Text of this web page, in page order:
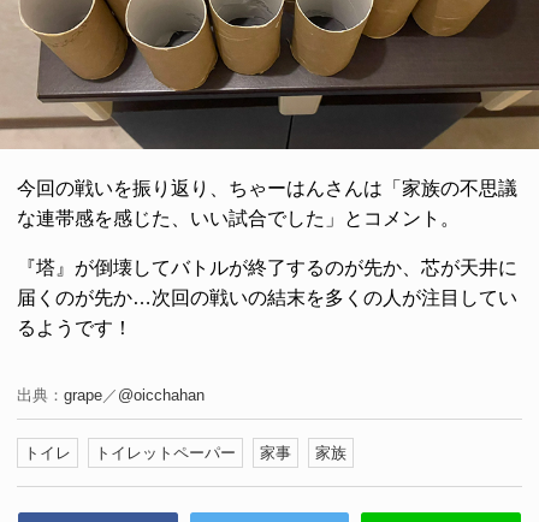
今回の戦いを振り返り、ちゃーはんさんは「家族の不思議
な連帯感を感じた、いい試合でした」とコメント。
『塔』が倒壊してバトルが終了するのが先か、芯が天井に
届くのが先か…次回の戦いの結末を多くの人が注目してい
るようです！
出典： grape／ @oicchahan
トイレ トイレットペーパー 家事 家族